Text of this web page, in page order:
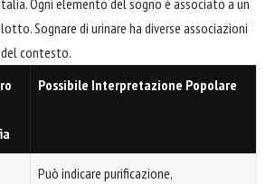
Ogni elemento del sogno è associato a un
Sognare di urinare ha diverse associazioni
del contesto.
Possibile Interpretazione Popolare
Può indicare purificazione,